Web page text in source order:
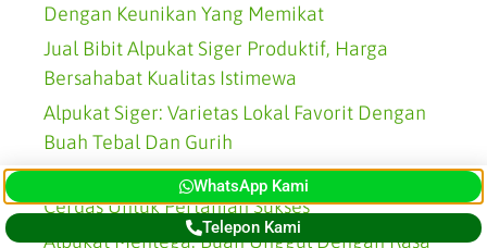
Dengan Keunikan Yang Memikat
Jual Bibit Alpukat Siger Produktif, Harga
Bersahabat Kualitas Istimewa
Alpukat Siger: Varietas Lokal Favorit Dengan
Buah Tebal Dan Gurih
Jual Bibit Alpukat Mentega Sehat, Solusi
Cerdas Untuk Pertanian Sukses
Alpukat Mentega: Buah Unggul Dengan Rasa
WhatsApp Kami
Telepon Kami